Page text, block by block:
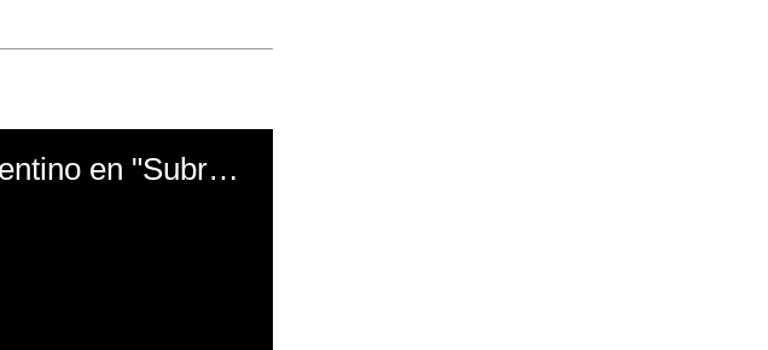
El mal momento de Yanina Gasañol con un hincha argentino en "Subrayado"